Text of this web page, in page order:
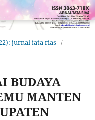
jurnal tata rias /
BUDAYA
MANTEN